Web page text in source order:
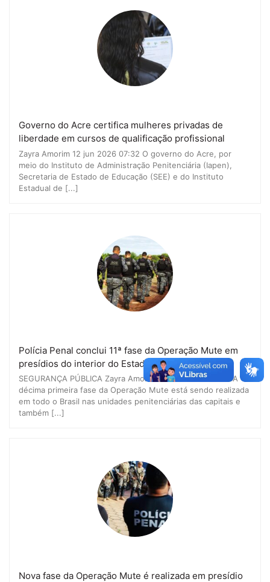
Governo do Acre certifica mulheres privadas de
liberdade em cursos de qualificação profissional
Zayra Amorim 12 jun 2026 07:32 O governo do Acre, por
meio do Instituto de Administração Penitenciária (Iapen),
Secretaria de Estado de Educação (SEE) e do Instituto
Estadual de [...]
Polícia Penal conclui 11ª fase da Operação Mute em
presídios do interior do Estado
SEGURANÇA PÚBLICA Zayra Amorim 21 maio 2026 13:13 A
décima primeira fase da Operação Mute está sendo realizada
em todo o Brasil nas unidades penitenciárias das capitais e
também [...]
Nova fase da Operação Mute é realizada em presídio